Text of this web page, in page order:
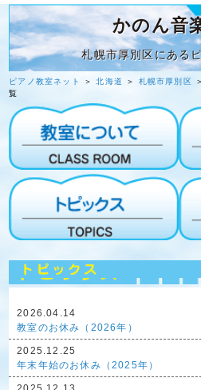
かのん音
札幌市厚別区にある
ピアノ教室ネット ＞北海道 ＞ 札幌市厚別区
覧
2026.04.14
教室のお休み（2026年）
2025.12.25
年末年始のお休み（2025年）